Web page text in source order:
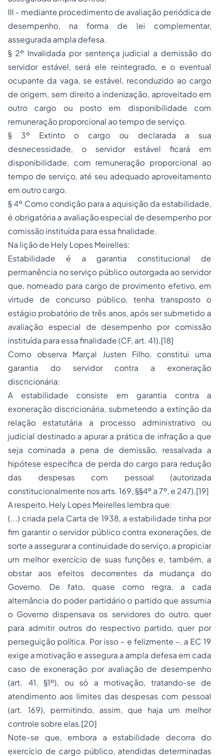
III - mediante procedimento de avaliação periódica de
desempenho, na forma de lei complementar,
assegurada ampla defesa.
§ 2º Invalidada por sentença judicial a demissão do
servidor estável, será ele reintegrado, e o eventual
ocupante da vaga, se estável, reconduzido ao cargo
de origem, sem direito a indenização, aproveitado em
outro cargo ou posto em disponibilidade com
remuneração proporcional ao tempo de serviço.
§ 3º Extinto o cargo ou declarada a sua
desnecessidade, o servidor estável ficará em
disponibilidade, com remuneração proporcional ao
tempo de serviço, até seu adequado aproveitamento
em outro cargo.
§ 4º Como condição para a aquisição da estabilidade,
é obrigatória a avaliação especial de desempenho por
comissão instituída para essa finalidade.
Na lição de Hely Lopes Meirelles:
Estabilidade é a garantia constitucional de
permanência no serviço público outorgada ao servidor
que, nomeado para cargo de provimento efetivo, em
virtude de concurso público, tenha transposto o
estágio probatório de três anos, após ser submetido a
avaliação especial de desempenho por comissão
instituída para essa finalidade (CF, art. 41).[18]
Como observa Marçal Justen Filho, constitui uma
garantia do servidor contra a exoneração
discricionária:
A estabilidade consiste em garantia contra a
exoneração discricionária, submetendo a extinção da
relação estatutária a processo administrativo ou
judicial destinado a apurar a prática de infração a que
seja cominada a pena de demissão, ressalvada a
hipótese específica de perda do cargo para redução
das despesas com pessoal (autorizada
constitucionalmente nos arts. 169, §§4º a 7º, e 247).[19]
A respeito, Hely Lopes Meirelles lembra que:
(...) criada pela Carta de 1938, a estabilidade tinha por
fim garantir o servidor público contra exonerações, de
sorte a assegurar a continuidade do serviço, a propiciar
um melhor exercício de suas funções e, também, a
obstar aos efeitos decorrentes da mudança do
Governo. De fato, quase como regra, a cada
alternância do poder partidário o partido que assumia
o Governo dispensava os servidores do outro, quer
para admitir outros do respectivo partido, quer por
perseguição política. Por isso – e felizmente –, a EC 19
exige a motivação e assegura a ampla defesa em cada
caso de exoneração por avaliação de desempenho
(art. 41, §1º), ou só a motivação, tratando-se de
atendimento aos limites das despesas com pessoal
(art. 169), permitindo, assim, que haja um melhor
controle sobre elas.[20]
Note-se que, embora a estabilidade decorra do
exercício de cargo público, atendidas determinadas